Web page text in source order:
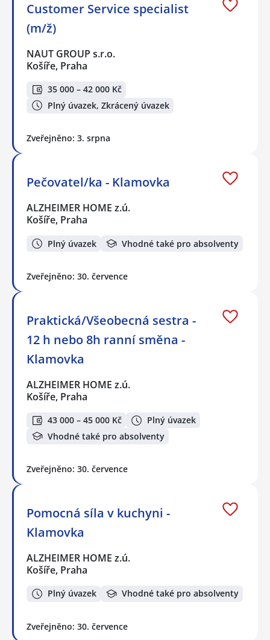
Customer Service specialist
(m/ž)
NAUT GROUP s.r.o.
Košíře, Praha
35 000 – 42 000 Kč
Plný úvazek, Zkrácený úvazek
Zveřejněno: 3. srpna
Pečovatel/ka - Klamovka
ALZHEIMER HOME z.ú.
Košíře, Praha
Plný úvazek Vhodné také pro absolventy
Zveřejněno: 30. července
Praktická/Všeobecná sestra -
12 h nebo 8h ranní směna -
Klamovka
ALZHEIMER HOME z.ú.
Košíře, Praha
43 000 – 45 000 Kč
Plný úvazek
Vhodné také pro absolventy
Zveřejněno: 30. července
Pomocná síla v kuchyni -
Klamovka
ALZHEIMER HOME z.ú.
Košíře, Praha
Plný úvazek Vhodné také pro absolventy
Zveřejněno: 30. července